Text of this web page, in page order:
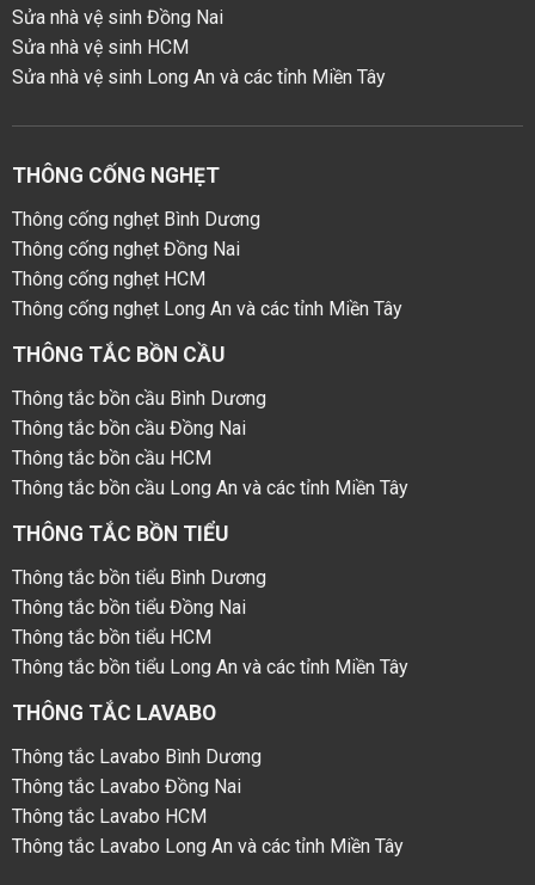
Sửa nhà vệ sinh Đồng Nai
Sửa nhà vệ sinh HCM
Sửa nhà vệ sinh Long An và các tỉnh Miền Tây
THÔNG CỐNG NGHẸT
Thông cống nghẹt Bình Dương
Thông cống nghẹt Đồng Nai
Thông cống nghẹt HCM
Thông cống nghẹt Long An và các tỉnh Miền Tây
THÔNG TẮC BỒN CẦU
Thông tắc bồn cầu Bình Dương
Thông tắc bồn cầu Đồng Nai
Thông tắc bồn cầu HCM
Thông tắc bồn cầu Long An và các tỉnh Miền Tây
THÔNG TẮC BỒN TIỂU
Thông tắc bồn tiểu Bình Dương
Thông tắc bồn tiểu Đồng Nai
Thông tắc bồn tiểu HCM
Thông tắc bồn tiểu Long An và các tỉnh Miền Tây
THÔNG TẮC LAVABO
Thông tắc Lavabo Bình Dương
Thông tắc Lavabo Đồng Nai
Thông tắc Lavabo HCM
Thông tắc Lavabo Long An và các tỉnh Miền Tây